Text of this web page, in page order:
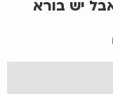
יש בורא